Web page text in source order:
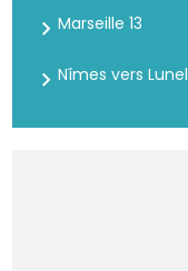
Marseille 13
Nîmes vers Lunel